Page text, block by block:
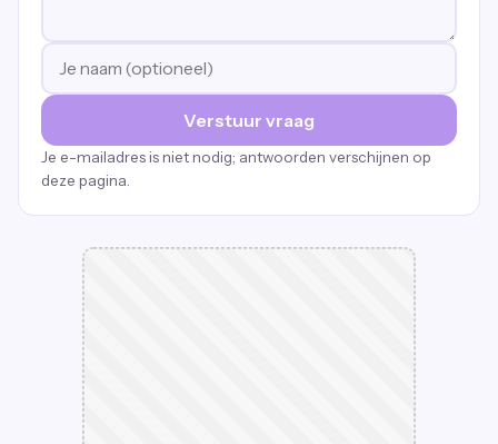
Verstuur vraag
Je e-mailadres is niet nodig; antwoorden verschijnen op
deze pagina.